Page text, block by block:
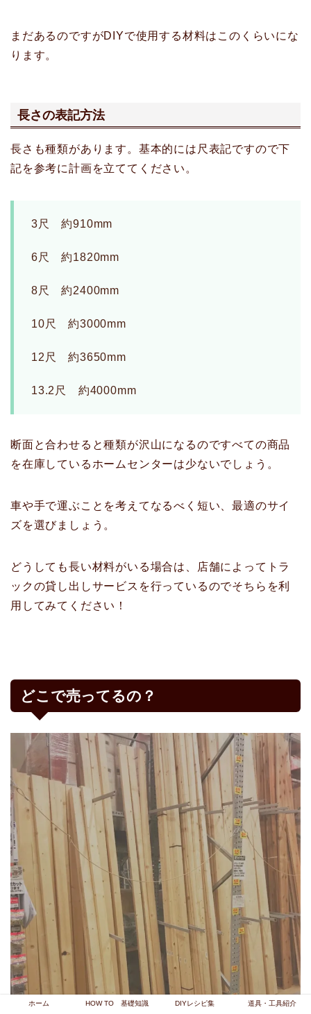
まだあるのですがDIYで使用する材料はこのくらいにな
ります。
長さの表記方法
長さも種類があります。基本的には尺表記ですので下
記を参考に計画を立ててください。
3尺 約910mm
6尺 約1820mm
8尺 約2400mm
10尺 約3000mm
12尺 約3650mm
13.2尺 約4000mm
断面と合わせると種類が沢山になるのですべての商品
を在庫しているホームセンターは少ないでしょう。
車や手で運ぶことを考えてなるべく短い、最適のサイ
ズを選びましょう。
どうしても長い材料がいる場合は、店舗によってトラ
ックの貸し出しサービスを行っているのでそちらを利
用してみてください！
どこで売ってるの？
ホーム HOW TO 基礎知識 DIYレシピ集 道具・工具紹介